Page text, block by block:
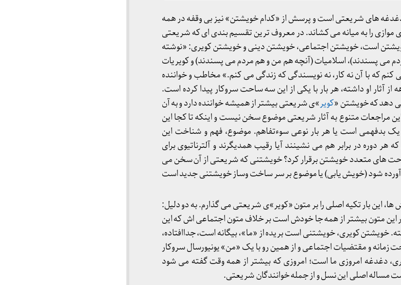
های شریعتی است و پرسش از «کدام خویشتن» نیز بی وقفه در همه
را به میانه می کشاند. در معروف ترین تقسیم بندی ای که شریعتی
است، خویشتن اجتماعی، خویشتن دینی و خویشتن کویری: «نوشته
می پسندند)، اسلامیات (آنچه هم من و هم مردم می پسندند) و کویریات
که با آن نه کار، نه نویسندگی که زندگی می کنم.» مخاطب و خواننده
آثار او داشته، هر بار با یکی از این سه ساحت سروکار پیدا کرده است.
دهد که خویشتن «کویر»ی شریعتی بیشتر از همیشه خواننده دارد و به آن
مراجعات متنوع به آثار شریعتی موضوع سخن نیست و اینکه تا کجا این
بدفهمی است یا هر بار نوعی سوءتفاهم. موضوع، فهم و شناخت این
دوره در برابر هم می نشینند آیا رقیب همدیگرند و آلترناتیوی برای
های متعدد خویشتن برقرار کرد؟ خویشتنی که شریعتی از آن سخن می
شود (خویش یابی) یا موضوع بر سر ساخت وساز خویشتنی جدید است
این بار تکیه اصلی را بر متون «کویر»ی شریعتی می گذارم. به دو دلیل:
متون بیشتر از همه جا خودش است بر خلاف متون اجتماعی اش که این
کویری، خویشتنی است بریده از «ما»، بیگانه است، جداافتاده،
و مقتضیات اجتماعی و از همین رو با یک «من» یونیورسال سروکار
دغدغه امروزی ما است؛ امروزی که بیشتر از همه وقت گفته می شود
اصلی این نسل و از جمله خوانندگان شریعتی.